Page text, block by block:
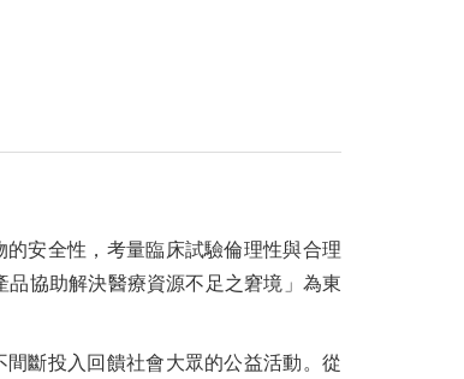
安全性，考量臨床試驗倫理性與合理
協助解決醫療資源不足之窘境」為東
斷投入回饋社會大眾的公益活動。從